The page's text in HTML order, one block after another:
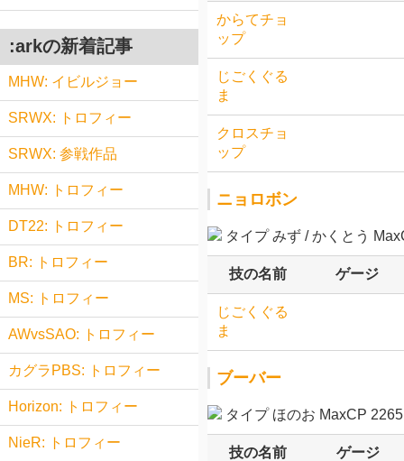
からてチョ
ップ
じごくぐる
ま
クロスチョ
ップ
ニョロボン
タイプ みず / かくとう
技の名前 ゲージ
じごくぐる
ま
ブーバー
タイプ ほのお MaxCP
技の名前 ゲージ
:arkの新着記事
MHW: イビルジョー
SRWX: トロフィー
SRWX: 参戦作品
MHW: トロフィー
DT22: トロフィー
BR: トロフィー
MS: トロフィー
AWvsSAO: トロフィー
カグラPBS: トロフィー
Horizon: トロフィー
NieR: トロフィー